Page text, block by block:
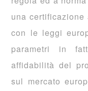
una
con le leggi
parametri in
affidabilità del
sul mercato